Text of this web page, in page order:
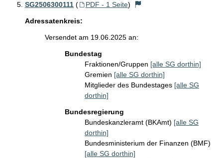
SG2506300111 ( PDF - 1 Seite)
Adressatenkreis:
Versendet am 19.06.2025 an:
Bundestag
Fraktionen/Gruppen [alle SG dorthin]
Gremien [alle SG dorthin]
Mitglieder des Bundestages [alle SG
dorthin]
Bundesregierung
Bundeskanzleramt (BKAmt) [alle SG
dorthin]
Bundesministerium der Finanzen (BMF)
[alle SG dorthin]